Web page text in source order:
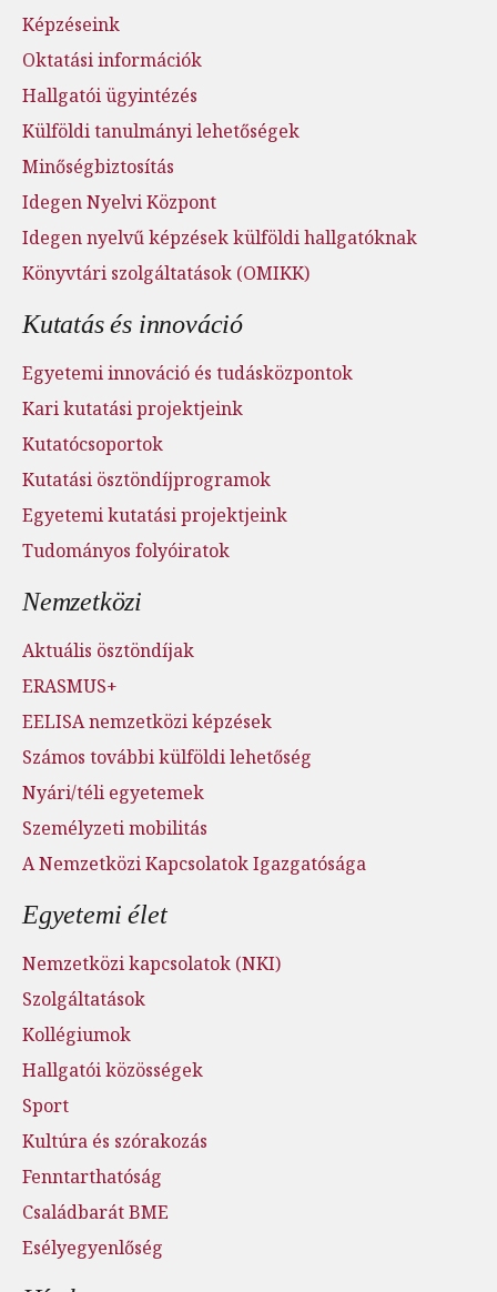
Képzéseink
Oktatási információk
Hallgatói ügyintézés
Külföldi tanulmányi lehetőségek
Minőségbiztosítás
Idegen Nyelvi Központ
Idegen nyelvű képzések külföldi hallgatóknak
Könyvtári szolgáltatások (OMIKK)
Kutatás és innováció
Egyetemi innováció és tudásközpontok
Kari kutatási projektjeink
Kutatócsoportok
Kutatási ösztöndíjprogramok
Egyetemi kutatási projektjeink
Tudományos folyóiratok
Nemzetközi
Aktuális ösztöndíjak
ERASMUS+
EELISA nemzetközi képzések
Számos további külföldi lehetőség
Nyári/téli egyetemek
Személyzeti mobilitás
A Nemzetközi Kapcsolatok Igazgatósága
Egyetemi élet
Nemzetközi kapcsolatok (NKI)
Szolgáltatások
Kollégiumok
Hallgatói közösségek
Sport
Kultúra és szórakozás
Fenntarthatóság
Családbarát BME
Esélyegyenlőség